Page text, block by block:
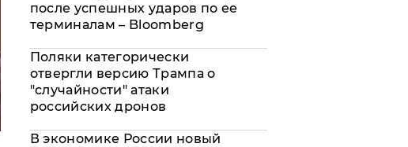
после успешных ударов по ее
терминалам – Bloomberg
Поляки категорически
отвергли версию Трампа о
"случайности" атаки
российских дронов
В экономике России новый